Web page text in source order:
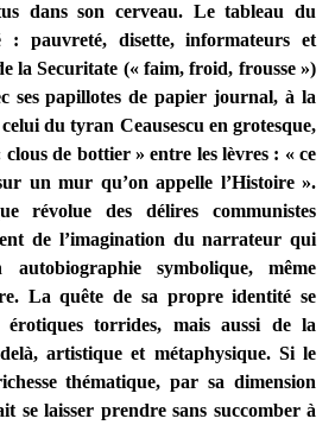
dans son cerveau. Le tableau du
: pauvreté, disette, informateurs et
la Securitate (« faim, froid, frousse »)
ses papillotes de papier journal, à la
du tyran Ceausescu en grotesque,
de bottier » entre les lèvres : « ce
un mur qu’on appelle l’Histoire ».
révolue des délires communistes
de l’imagination du narrateur qui
autobiographie symbolique, même
La quête de sa propre identité se
érotiques torrides, mais aussi de la
artistique et métaphysique. Si le
thématique, par sa dimension
se laisser prendre sans succomber à